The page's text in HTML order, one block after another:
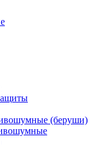
(беруши)